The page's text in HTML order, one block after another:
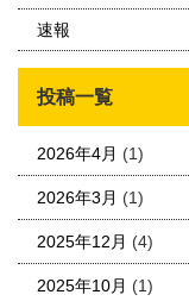
速報
投稿一覧
2026年4月 (1)
2026年3月 (1)
2025年12月 (4)
2025年10月 (1)